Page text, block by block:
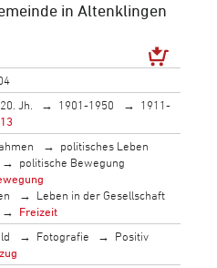
in Altenklingen
20. Jh. 1901-1950
1911-
politisches Leben
politische Bewegung
Leben in der Gesellschaft
Freizeit
Fotografie
Positiv